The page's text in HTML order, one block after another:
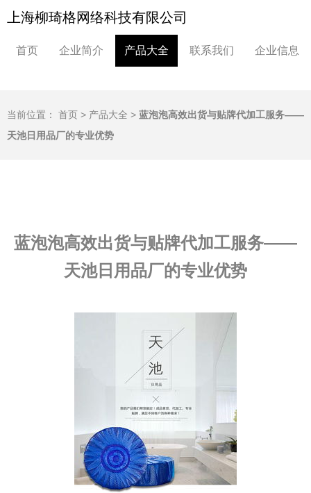
上海柳琦格网络科技有限公司
首页 企业简介 产品大全 联系我们 企业信息
当前位置： 首页 > 产品大全 > 蓝泡泡高效出货与贴牌代加工服务——
天池日用品厂的专业优势
蓝泡泡高效出货与贴牌代加工服务——
天池日用品厂的专业优势